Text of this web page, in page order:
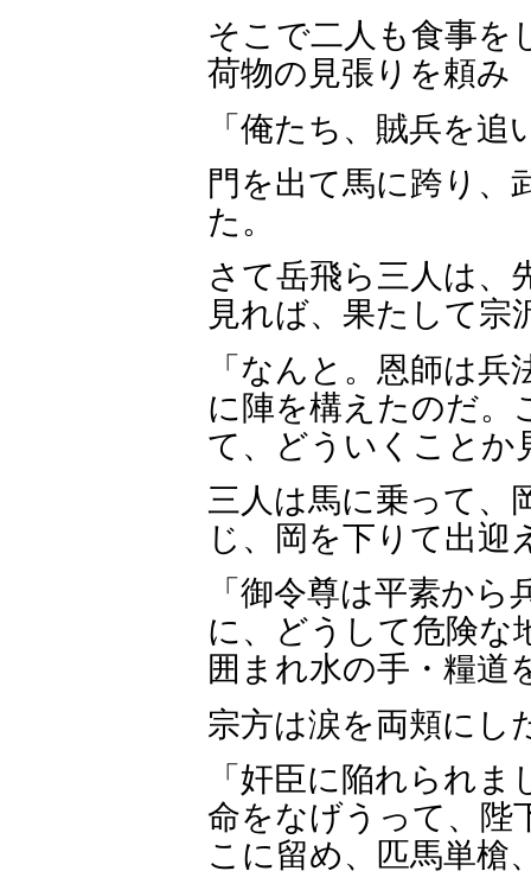
そこで二人も食事を
荷物の見張りを頼み
「俺たち、賊兵を
門を出て馬に跨り、
た。
さて岳飛ら三人は、
見れば、果たして宗
「なんと。恩師は
に陣を構えたのだ。
て、どういくことか
三人は馬に乗って、
じ、岡を下りて出迎
「御令尊は平素か
に、どうして危険な
囲まれ水の手・糧道
宗方は涙を両頬にし
「奸臣に陥れられ
命をなげうって、陛
こに留め、匹馬単槍